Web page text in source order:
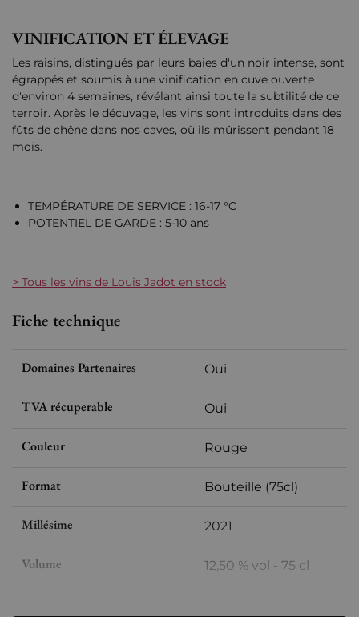
VINIFICATION ET ÉLEVAGE
Les raisins, distingués par leurs baies d'un noir intense, sont
égrappés et soumis à une vinification en cuve ouverte
d'environ 4 semaines, révélant ainsi toute la subtilité de ce
terroir. Après le décuvage, les vins sont introduits dans des
fûts de chêne dans nos caves, où ils mûrissent pendant 18
mois.
TEMPÉRATURE DE SERVICE : 16-17 °C
POTENTIEL DE GARDE : 5-10 ans
> Tous les vins de Louis Jadot en stock
Fiche technique
Domaines Partenaires Oui
TVA récuperable Oui
Couleur Rouge
Format Bouteille (75cl)
Millésime 2021
Volume 12,50 % vol - 75 cl